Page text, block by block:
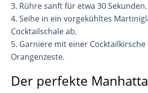
Rühre sanft für etwa 30 Sekunden.
Seihe in ein vorgekühltes
Cocktailschale ab.
Garniere mit einer
Orangenzeste.
Der perfekte